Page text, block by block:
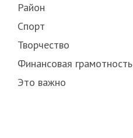
Район
Спорт
Творчество
Финансовая грамотность
Это важно